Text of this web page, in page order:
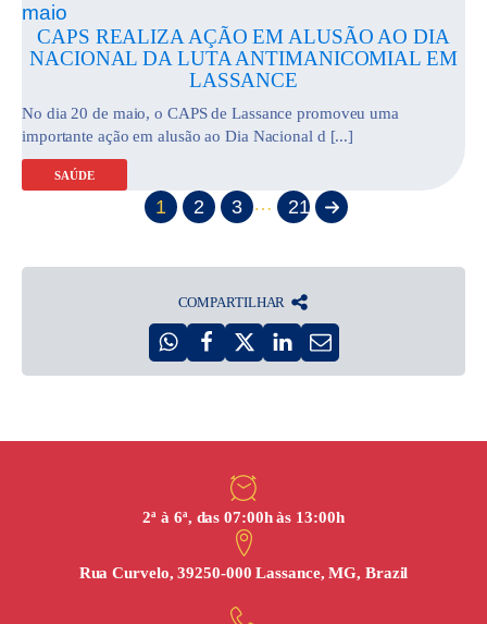
maio
CAPS REALIZA AÇÃO EM ALUSÃO AO DIA
NACIONAL DA LUTA ANTIMANICOMIAL EM
LASSANCE
No dia 20 de maio, o CAPS de Lassance promoveu uma
importante ação em alusão ao Dia Nacional d [...]
SAÚDE
1 2 3 … 21
COMPARTILHAR
2ª à 6ª, das 07:00h às 13:00h
Rua Curvelo, 39250-000 Lassance, MG, Brazil